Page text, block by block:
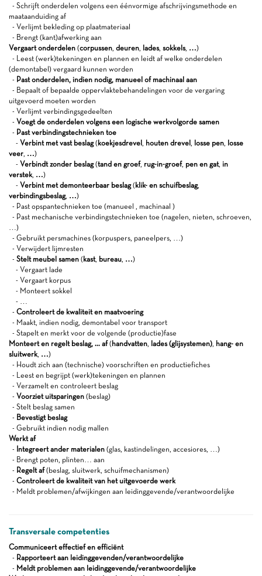
- Schrijft onderdelen volgens een éénvormige afschrijvingsmethode en
maataanduiding af
- Verlijmt bekleding op plaatmateriaal
- Brengt (kant)afwerking aan
Vergaart onderdelen (corpussen, deuren, lades, sokkels, …)
- Leest (werk)tekeningen en plannen en leidt af welke onderdelen
(demontabel) vergaard kunnen worden
- Past onderdelen, indien nodig, manueel of machinaal aan
- Bepaalt of bepaalde oppervlaktebehandelingen voor de vergaring
uitgevoerd moeten worden
- Verlijmt verbindingsgedeelten
- Voegt de onderdelen volgens een logische werkvolgorde samen
- Past verbindingstechnieken toe
- Verbint met vast beslag(koekjesdrevel , houten drevel , losse pen, losse
veer, …)
- Verbindt zonder beslag(tand en groef, rug-in-groef, pen en gat, in
verstek, …)
- Verbint met demonteerbaar beslag(klik- en schuifbeslag,
verbindingsbeslag, …)
- Past opspantechnieken toe (manueel , machinaal )
- Past mechanische verbindingstechnieken toe (nagelen, nieten, schroeven,
…)
- Gebruikt persmachines (korpuspers, paneelpers, …)
- Verwijdert lijmresten
- Stelt meubel samen (kast, bureau, …)
- Vergaart lade
- Vergaart korpus
- Monteert sokkel
- …
- Controleert de kwaliteit en maatvoering
- Maakt, indien nodig, demontabel voor transport
- Stapelt en merkt voor de volgende (productie)fase
Monteert en regelt beslag, ... af(handvatten, lades (glijsystemen), hang- en
sluitwerk, …)
- Houdt zich aan (technische) voorschriften en productiefiches
- Leest en begrijpt (werk)tekeningen en plannen
- Verzamelt en controleert beslag
- Voorziet uitsparingen (beslag)
- Stelt beslag samen
- Bevestigt beslag
- Gebruikt indien nodig mallen
Werkt af
- Integreert ander materialen (glas, kastindelingen, accesiores, …)
- Brengt poten, plinten… aan
- Regelt af(beslag, sluitwerk, schuifmechanismen)
- Controleert de kwaliteit van het uitgevoerde werk
- Meldt problemen/afwijkingen aan leidinggevende/verantwoordelijke
Transversale competenties
Communiceert effectief en efficiënt
- Rapporteert aan leidinggevenden/verantwoordelijke
- Meldt problemen aan leidinggevende/verantwoordelijke